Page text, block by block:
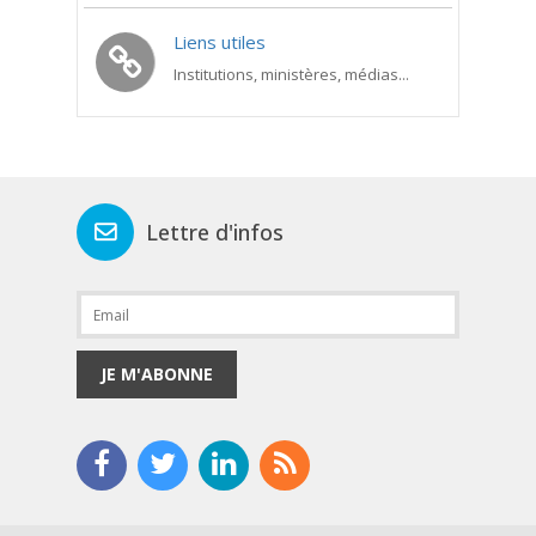
Liens utiles
Institutions, ministères, médias...
Lettre d'infos
JE M'ABONNE